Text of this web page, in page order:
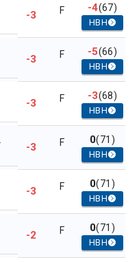
-3 F -4(67)
HBH
-3 F -5(66)
HBH
-3 F -3(68)
HBH
-3 F 0(71)
HBH
-3 F 0(71)
HBH
-2 F 0(71)
HBH